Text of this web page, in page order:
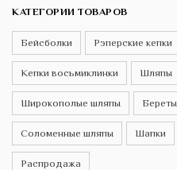
КАТЕГОРИИ ТОВАРОВ
Бейсболки Рэперские кепки
Кепки восьмиклинки Шляпы
Широкополые шляпы Береты
Соломенные шляпы Шапки
Распродажа